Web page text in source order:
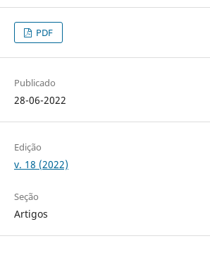
PDF
Publicado
28-06-2022
Edição
v. 18 (2022)
Seção
Artigos